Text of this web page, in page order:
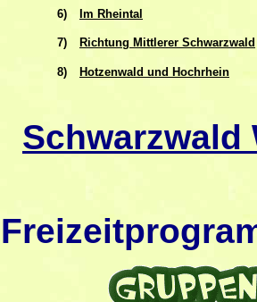
6) Im Rheintal
7) Richtung Mittlerer Schwarzwald
8) Hotzenwald und Hochrhein
Schwarzwald